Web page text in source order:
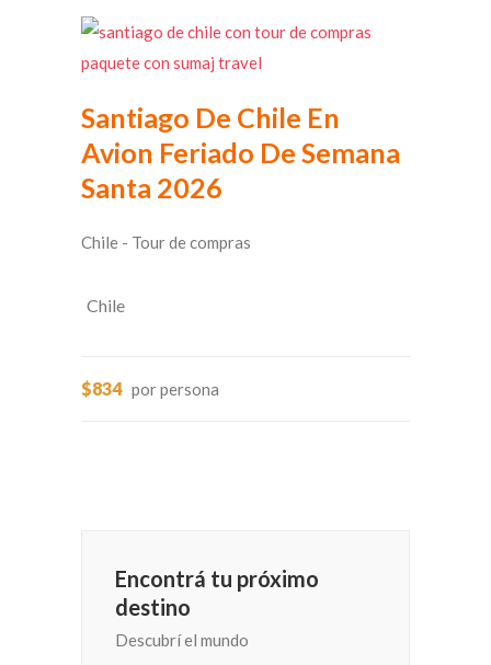
Santiago De Chile En
Avion Feriado De Semana
Santa 2026
Chile - Tour de compras
Chile
$834 por persona
Encontrá tu próximo
destino
Descubrí el mundo